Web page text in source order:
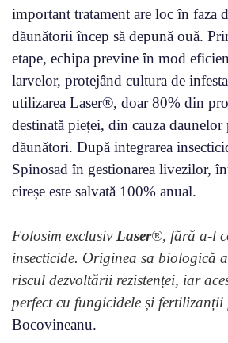
important tratament are loc în faza
dăunătorii încep să depună ouă.
etape, echipa previne în mod
larvelor, protejând cultura de
utilizarea Laser®, doar 80% din
destinată pieței, din cauza daunelor
dăunători. După integrarea
Spinosad în gestionarea livezilor,
cireșe este salvată 100% anual.
Folosim exclusiv Laser®, fără a-l
insecticide. Originea sa biologică
riscul dezvoltării rezistenței, iar
perfect cu fungicidele și
Bocovineanu.